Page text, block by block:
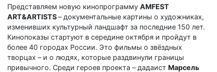
Представляем новую кинопрограмму AMFEST
ART&ARTISTS– документальные картины о художниках,
изменивших культурный ландшафт за последние 150 лет.
Кинопоказы стартуют в середине октября и пройдут в
более 40 городах России. Это фильмы о звёздных
творцах – и о людях, которые раздвинули границы
привычного. Среди героев проекта – дадаист Марсель